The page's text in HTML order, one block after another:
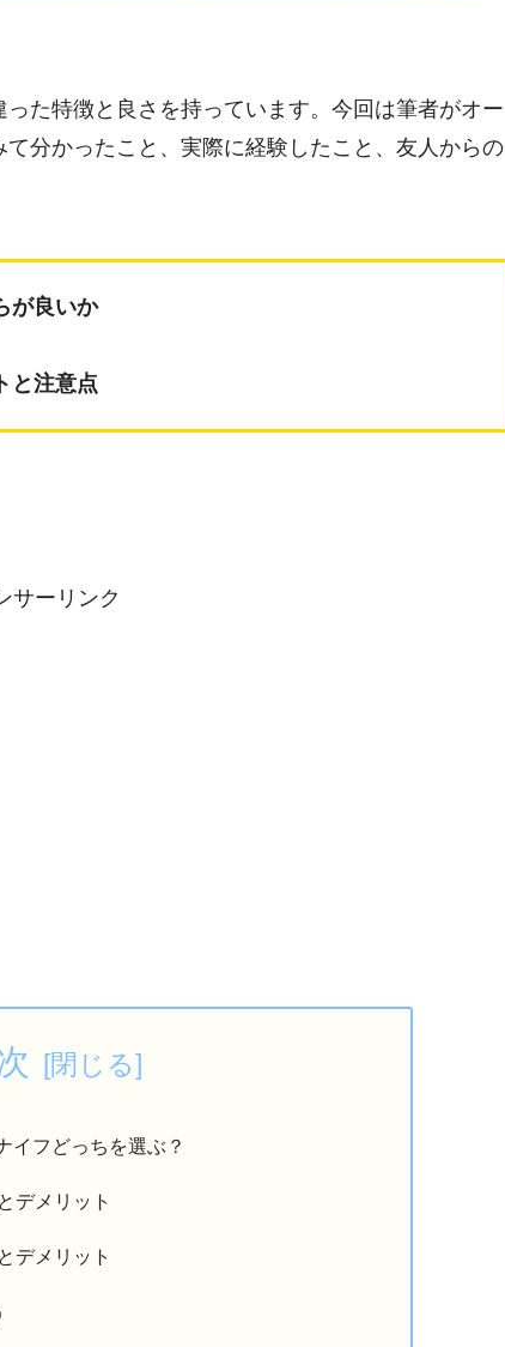
た特徴と良さを持っています。今回は筆者がオー
分かったこと、実際に経験したこと、友人からの
が良いか
と注意点
サーリンク
イフどっちを選ぶ？
デメリット
デメリット